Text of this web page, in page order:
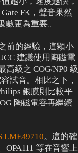
FK，聲音果然
更為重要。
前的經驗，這顆小
建議使用陶磁電
級之 COG/NP0 級
試音。相比之下，
銀膜則比較平
陶磁電容再繼續
LME49710。這的確
OPA111 等在音響上